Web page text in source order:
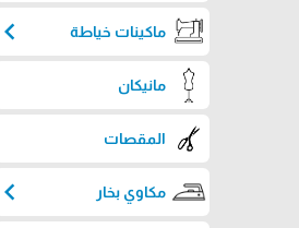
ماكينات خياطة chevron_left
مانيكان
المقصات
مكاوي بخار chevron_left